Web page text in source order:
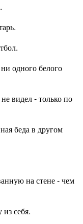
одного белого
видел - только по
беда в другом
на стене - чем
себя.